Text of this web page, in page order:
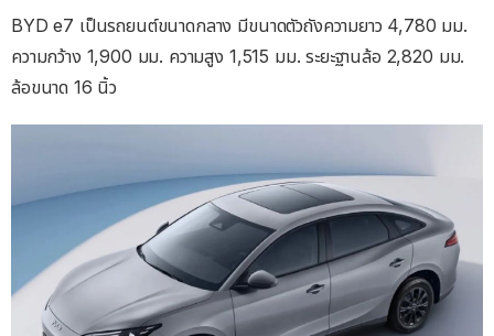
BYD e7 เป็นรถยนต์ขนาดกลาง มีขนาดตัวถังความยาว 4,780 มม.
ความกว้าง 1,900 มม. ความสูง 1,515 มม. ระยะฐานล้อ 2,820 มม.
ล้อขนาด 16 นิ้ว